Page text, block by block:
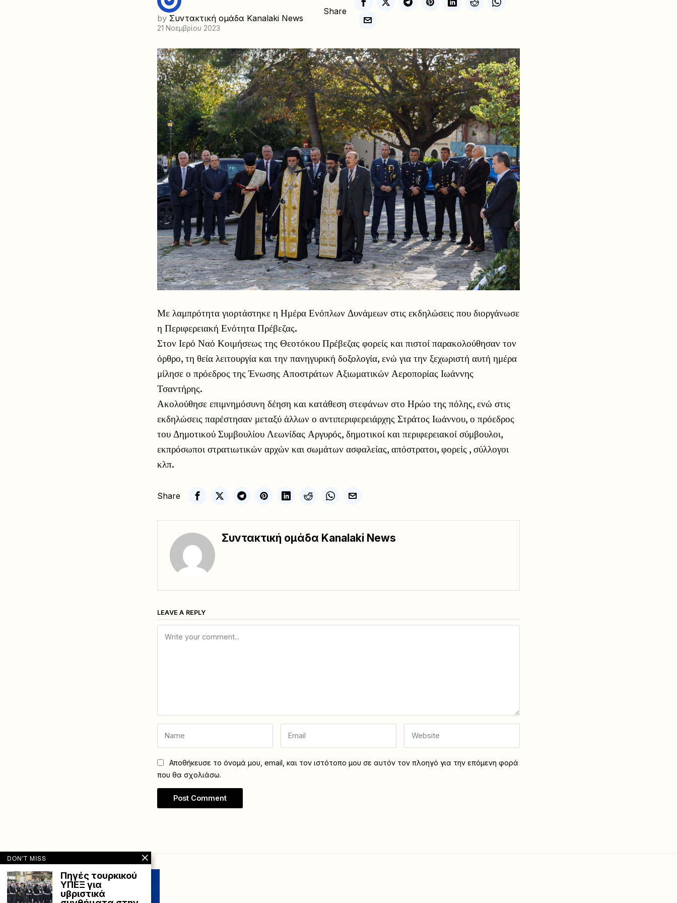
by Συντακτική ομάδα Kanalaki News
21 Νοεμβρίου 2023
Share
Με λαμπρότητα γιορτάστηκε η Ημέρα Ενόπλων Δυνάμεων στις εκδηλώσεις που διοργάνωσε
η Περιφερειακή Ενότητα Πρέβεζας.
Στον Ιερό Ναό Κοιμήσεως της Θεοτόκου Πρέβεζας φορείς και πιστοί παρακολούθησαν τον
όρθρο, τη θεία λειτουργία και την πανηγυρική δοξολογία, ενώ για την ξεχωριστή αυτή ημέρα
μίλησε ο πρόεδρος της Ένωσης Αποστράτων Αξιωματικών Αεροπορίας Ιωάννης
Τσαντήρης.
Ακολούθησε επιμνημόσυνη δέηση και κατάθεση στεφάνων στο Ηρώο της πόλης, ενώ στις
εκδηλώσεις παρέστησαν μεταξύ άλλων ο αντιπεριφερειάρχης Στράτος Ιωάννου, ο πρόεδρος
του Δημοτικού Συμβουλίου Λεωνίδας Αργυρός, δημοτικοί και περιφερειακοί σύμβουλοι,
εκπρόσωποι στρατιωτικών αρχών και σωμάτων ασφαλείας, απόστρατοι, φορείς , σύλλογοι
κλπ.
Share
Συντακτική ομάδα Kanalaki News
LEAVE A REPLY
Αποθήκευσε το όνομά μου, email, και τον ιστότοπο μου σε αυτόν τον πλοηγό για την επόμενη φορά
που θα σχολιάσω.
DON'T MISS
Πηγές τουρκικού
ΥΠΕΞ για
υβριστικά